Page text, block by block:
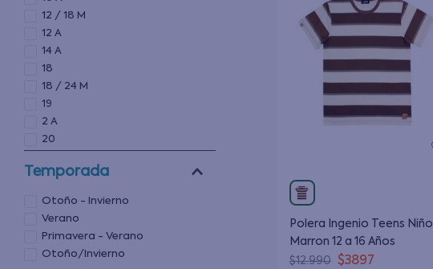
12 / 18 M
12 A
14 A
18
18 / 24 M
19
2 A
20
Temporada
Otoño - Invierno
Verano
Primavera - Verano
Otoño/Invierno
Polera Ingenio Teens Niño
Marron 12 a 16 Años
$12.990 $3897